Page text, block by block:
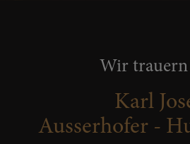
Wir
Karl
Ausserhofer -